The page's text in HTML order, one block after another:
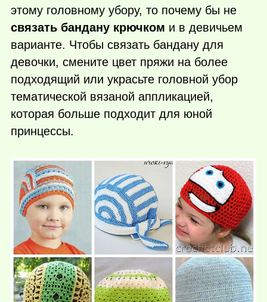
этому головному убору, то почему бы не
связать бандану крючком и в девичьем
варианте. Чтобы связать бандану для
девочки, смените цвет пряжи на более
подходящий или украсьте головной убор
тематической вязаной аппликацией,
которая больше подходит для юной
принцессы.